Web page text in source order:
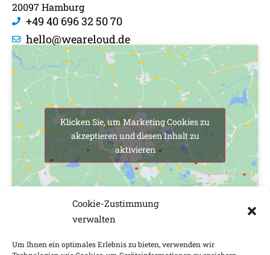
Cookie-Zustimmung
verwalten
Um Ihnen ein optimales Erlebnis zu bieten, verwenden wir
20097 Hamburg
+49 40 696 32 50 70
hello@weareloud.de
Klicken Sie, um Marketing Cookies zu
akzeptieren und diesen Inhalt zu
aktivieren